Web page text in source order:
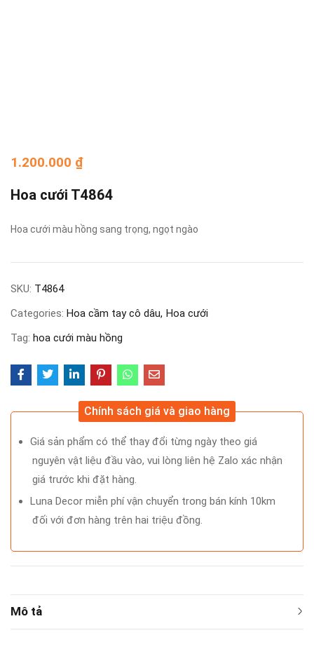
1.200.000 ₫
Hoa cưới T4864
Hoa cưới màu hồng sang trọng, ngọt ngào
SKU: T4864
Categories: Hoa cầm tay cô dâu Hoa cưới
Tag: hoa cưới màu hồng
Chính sách giá và giao hàng
Giá sản phẩm có thể thay đổi từng ngày theo giá
nguyên vật liệu đầu vào, vui lòng liên hệ Zalo xác nhận
giá trước khi đặt hàng.
Luna Decor miễn phí vận chuyển trong bán kính 10km
đối với đơn hàng trên hai triệu đồng.
Mô tả